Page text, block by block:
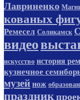
Лавриненко
кованых
Ремесел Соликамск
видео
искусство история
кузнечное
музей нож
праздник